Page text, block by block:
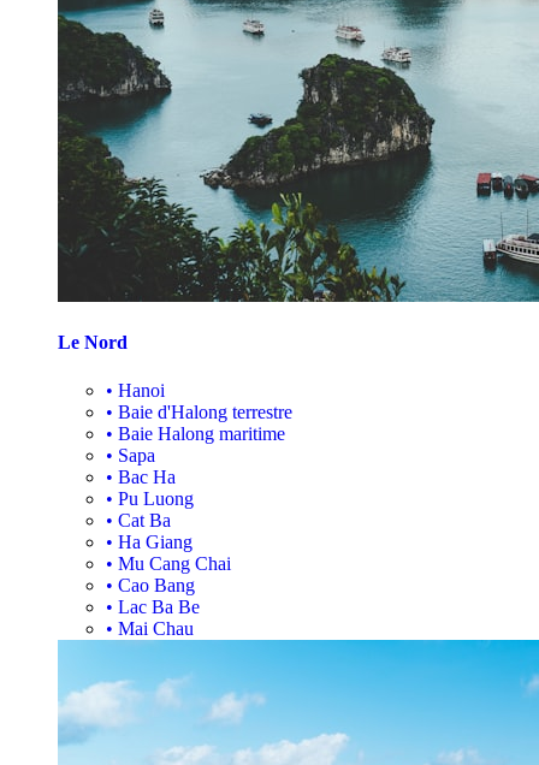
Le Nord
• Hanoi
• Baie d'Halong terrestre
• Baie Halong maritime
• Sapa
• Bac Ha
• Pu Luong
• Cat Ba
• Ha Giang
• Mu Cang Chai
• Cao Bang
• Lac Ba Be
• Mai Chau